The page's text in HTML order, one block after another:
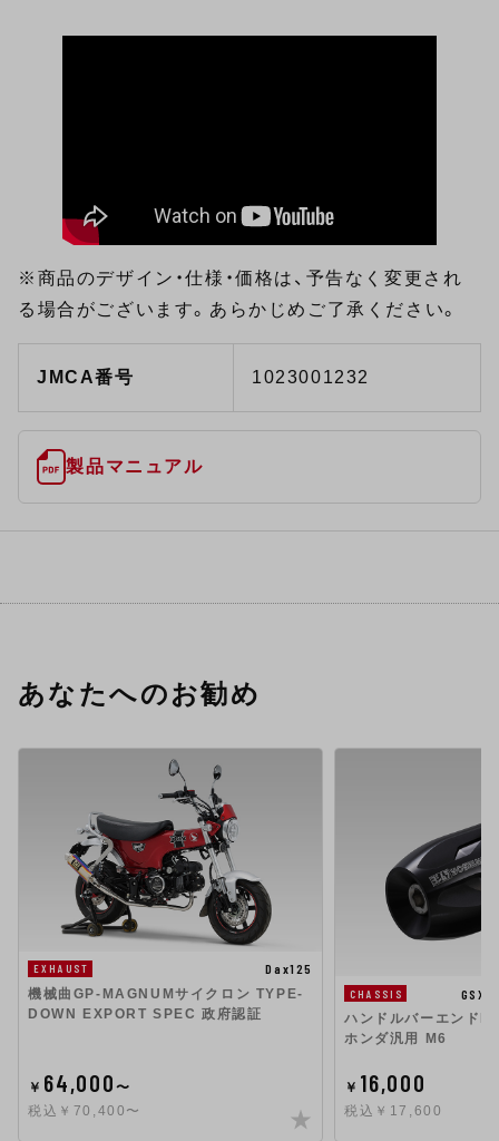
※商品のデザイン・仕様・価格は、予告なく変更され
る場合がございます。あらかじめご了承ください。
JMCA番号 1023001232
製品マニュアル
あなたへのお勧め
EXHAUST
Dax125
機械曲GP-MAGNUMサイクロン TYPE-
DOWN EXPORT SPEC 政府認証
￥ 64,000〜
税込￥70,400〜
CHASSIS
ハンドルバーエンド
ホンダ汎用 M6
￥ 16,000
税込￥17,600